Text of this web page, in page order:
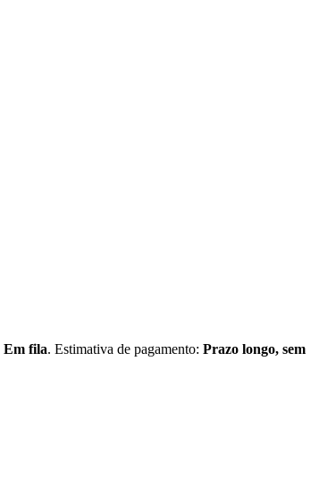
Em fila. Estimativa de pagamento: Prazo longo, sem